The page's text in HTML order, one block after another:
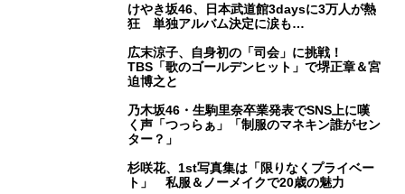
けやき坂46、日本武道館3daysに3万人が熱
狂 単独アルバム決定に涙も…
広末涼子、自身初の「司会」に挑戦！
TBS「歌のゴールデンヒット」で堺正章＆宮
迫博之と
乃木坂46・生駒里奈卒業発表でSNS上に嘆
く声「つっらぁ」「制服のマネキン誰がセン
ター？」
杉咲花、1st写真集は「限りなくプライベー
ト」 私服＆ノーメイクで20歳の魅力